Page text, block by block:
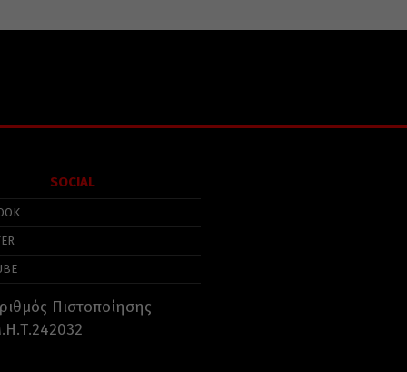
SOCIAL
Πιστοποίησης